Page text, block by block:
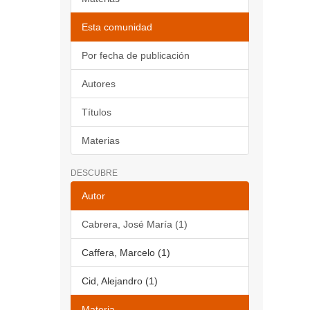
Esta comunidad
Por fecha de publicación
Autores
Títulos
Materias
DESCUBRE
Autor
Cabrera, José María (1)
Caffera, Marcelo (1)
Cid, Alejandro (1)